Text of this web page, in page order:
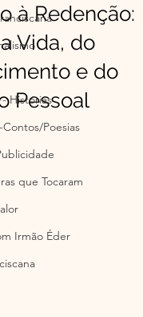
Histórias
Poesias
que Tocaram
Irmão Éder
à Redenção:
Vida, do
e do
Pessoal
de 5 estrelas.